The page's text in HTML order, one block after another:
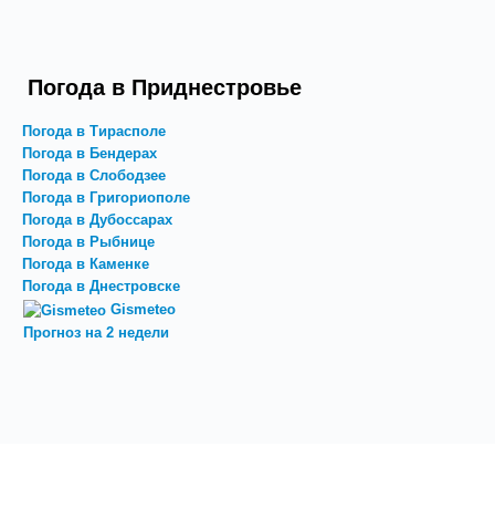
Погода в Приднестровье
Погода в Тирасполе
Погода в Бендерах
Погода в Слободзее
Погода в Григориополе
Погода в Дубоссарах
Погода в Рыбнице
Погода в Каменке
Погода в Днестровске
Gismeteo
Прогноз на 2 недели